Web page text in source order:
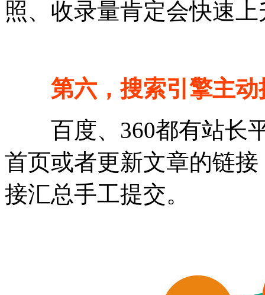
照、收录量肯定会快速
第六，搜索引擎主动
百度、360都有站长平
首页或者更新文章的链
接汇总手工提交。